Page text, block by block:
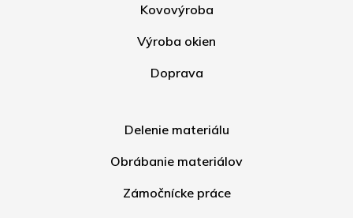
Kovovýroba
Výroba okien
Doprava
Delenie materiálu
Obrábanie materiálov
Zámočnícke práce